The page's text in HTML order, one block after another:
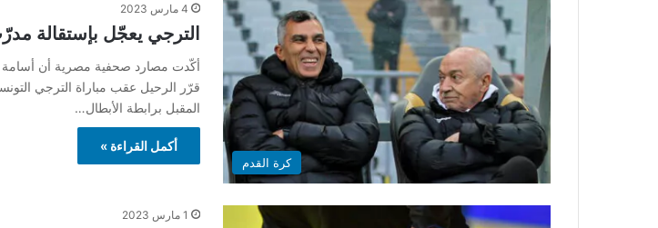
كرة القدم
4 مارس 2023
الترجي يعجّل بإستقالة
أكّدت مصارد صحفية مصرية أن أسامة
قرّر الرحيل عقب مباراة الترجي
المقبل برابطة الأبطال…
أكمل القراءة »
1 مارس 2023